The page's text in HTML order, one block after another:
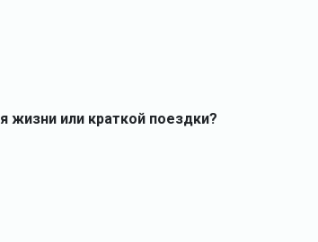
жизни или краткой поездки?